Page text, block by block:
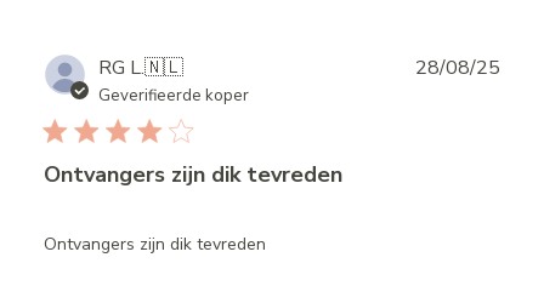
RG L.🇳🇱
Geverifieerde koper
Ontvangers zijn dik tevreden
Ontvangers zijn dik tevreden
28/08/25